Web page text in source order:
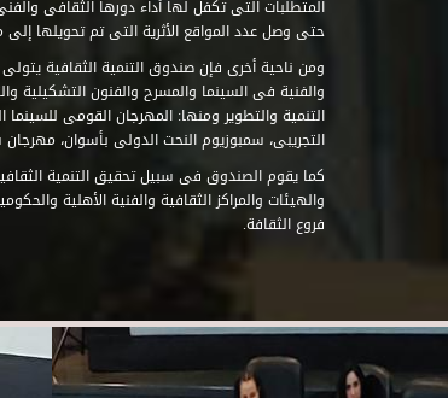
حتى وصل عدد المواقع الأثرية التى تم تحويلها إلى مراكز
ومن ناحية أخرى فإن صندوق التنمية الثقافية
والفنية فى السينما والمسرح والفنون
التنمية والتطوير ومنها: المهرجان القومى
التجريبى، سمبوزيوم النحت الدولى بأسوان،
كما يقوم الصندوق فى سبيل تحقيق التنمية
والهيئات والمراكز الثقافية والفنية الأهلية
فروع الثقافة.